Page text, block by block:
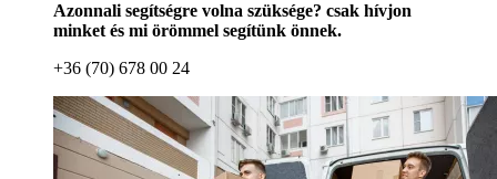
Azonnali segítségre volna szüksége? csak hívjon
minket és mi örömmel segítünk önnek.
+36 (70) 678 00 24